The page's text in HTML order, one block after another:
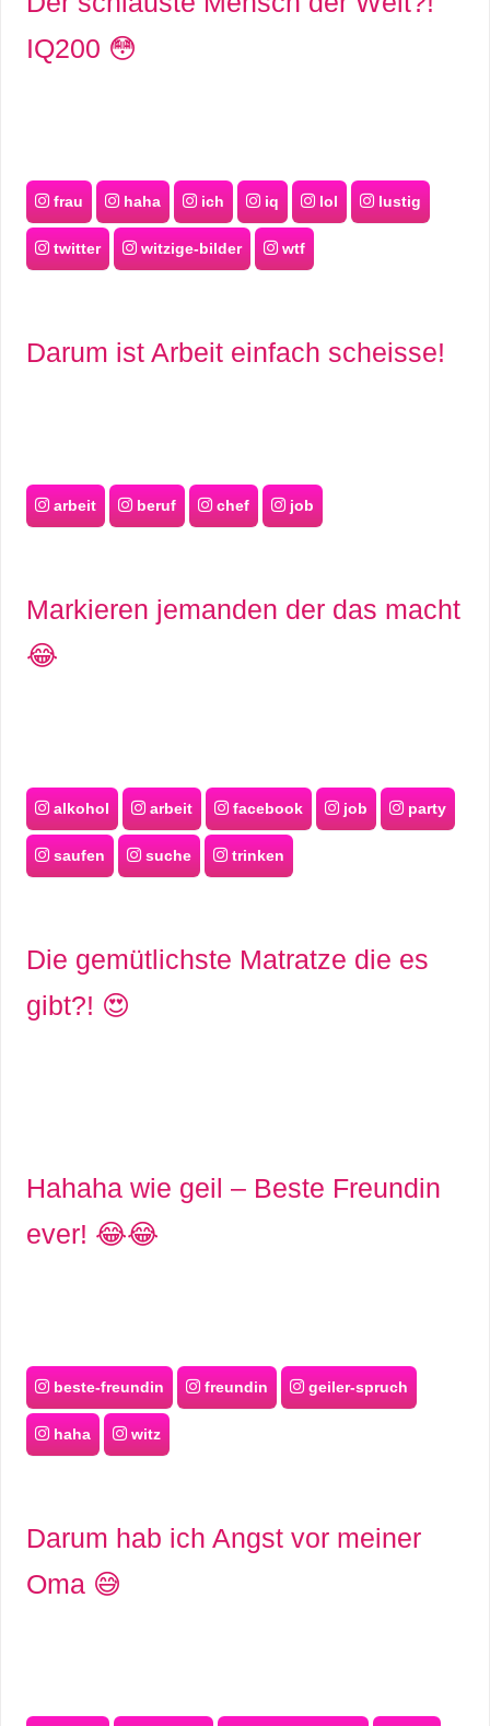
IQ200 😳
frau haha ich iq lol lustig
twitter witzige-bilder wtf
Darum ist Arbeit einfach scheisse!
arbeit beruf chef job
Markieren jemanden der das macht
😂
alkohol arbeit facebook job party
saufen suche trinken
Die gemütlichste Matratze die es
gibt?! 😍
Hahaha wie geil – Beste Freundin
ever! 😂😂
beste-freundin freundin geiler-spruch
haha witz
Darum hab ich Angst vor meiner
Oma 😅